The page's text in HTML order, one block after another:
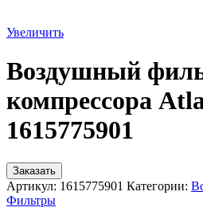
Увеличить
Воздушный
компрессора
1615775901
Заказать
Артикул: 1615775901 Категории:
Фильтры